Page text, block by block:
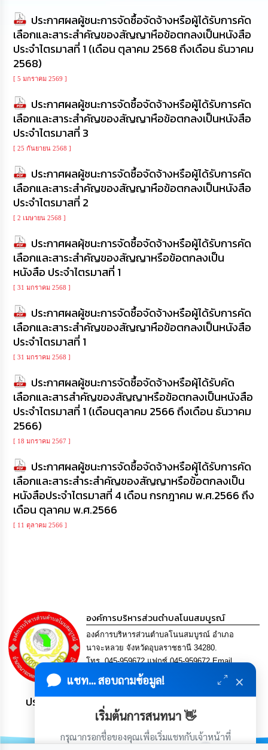
การ
ดำเนิน
การ
เพื่อ
ป้องกัน
การ
ทุจริต
มาตรการ
ส่ง
เสริม
คุณธรรม
ความ
โปร่งใส
ร้อง
เรียน
ร้อง
ทุกข์
e-
Service
กิจการ
สภา
กิจการ
ท้อง
ถิ่น
ของ
เรา
การ
จัดการ
ความ
รู้
ข้อมูล
ประกาศผลผู้ชนะการจัดซื้อจัดจ้างหรือผู้ได้รับการคัด
เลือกและสาระสำคัญของสัญญาหือข้อตกลงเป็นหนังสือ
ประจำไตรมาสที่ 1 (เดือน ตุลาคม 2568 ถึงเดือน ธันวาคม
2568)
[ 5 มกราคม 2569 ]
ประกาศผลผู้ชนะการจัดซื้อจัดจ้างหรือผู้ได้รับการคัด
เลือกและสาระสำคัญของสัญญาหือข้อตกลงเป็นหนังสือ
ประจำไตรมาสที่ 3
[ 25 กันยายน 2568 ]
ประกาศผลผู้ชนะการจัดซื้อจัดจ้างหรือผู้ได้รับการคัด
เลือกและสาระสำคัญของสัญญาหือข้อตกลงเป็นหนังสือ
ประจำไตรมาสที่ 2
[ 2 เมษายน 2568 ]
ประกาศผลผุ้ชนะการจัดซื้อจัดจ้างหรือผู้ได้รับการคัด
เลือกและสาระสำคัญของสัญญาหรือข้อตกลงเป็น
หนังสือ ประจำไตรมาสที่ 1
[ 31 มกราคม 2568 ]
ประกาศผลผู้ชนะการจัดซื้อจัดจ้างหรือผู้ได้รับการคัด
เลือกและสาระสำคัญของสัญญาหือข้อตกลงเป็นหนังสือ
ประจำไตรมาสที่ 1
[ 31 มกราคม 2568 ]
ประกาศผลผู้ชนะการจัดซื้อจัดจ้างหรือผุ้ได้รับคัด
เลือกและสารสำคัญของสัญญาหรือข้อตกลงเป็นหนังสือ
ประจำไตรมาสที่ 1 (เดือนตุลาคม 2566 ถึงเดือน ธันวาคม
2566)
[ 18 มกราคม 2567 ]
ประกาศผลผู้ชนะการจัดซื้อจัดจ้างหรือผุู้ได้รับการคัด
เลือกและสาระสำระสำคัญของสัญญาหรือข้อตกลงเป็น
หนังสือประจำไตรมาสที่ 4 เดือน กรกฎาคม พ.ศ.2566 ถึง
เดือน ตุลาคม พ.ศ.2566
[ 11 ตุลาคม 2566 ]
องค์การบริหารส่วนตำบลโนนสมบูรณ์
องค์การบริหารส่วนตำบลโนนสมบูรณ์ อำเภอ
นาจะหลวย จังหวัดอุบลราชธานี 34280.
โทร. 045-959672 แฟกซ์ 045-959672 Email
saraban@nonsombool.go.th
ประชาชน มีภูมิคุ้มกัน พึ่งพาตนเอง พอเพียง เป็นสุข
แชท... สอบถามข้อมูล! ×
เริ่มต้นการสนทนา 👋
กรุณากรอกชื่อของคุณเพื่อเริ่มแชทกับเจ้าหน้าที่